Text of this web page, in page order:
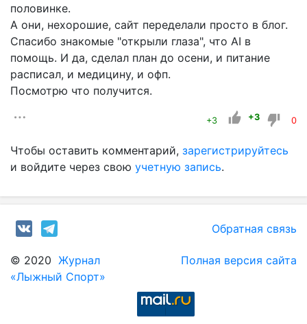
половинке.
А они, нехорошие, сайт переделали просто в блог.
Спасибо знакомые "открыли глаза", что AI в
помощь. И да, сделал план до осени, и питание
расписал, и медицину, и офп.
Посмотрю что получится.
+3 +3 0
Чтобы оставить комментарий, зарегистрируйтесь
и войдите через свою учетную запись.
Обратная связь
© 2020 Журнал
«Лыжный Спорт»
Полная версия сайта